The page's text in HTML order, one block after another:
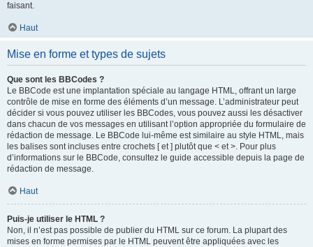
faisant.
Haut
Mise en forme et types de sujets
Que sont les BBCodes ?
Le BBCode est une implantation spéciale au langage HTML, offrant un large
contrôle de mise en forme des éléments d’un message. L’administrateur peut
décider si vous pouvez utiliser les BBCodes, vous pouvez aussi les désactiver
dans chacun de vos messages en utilisant l’option appropriée du formulaire de
rédaction de message. Le BBCode lui-même est similaire au style HTML, mais
les balises sont incluses entre crochets [ et ] plutôt que < et >. Pour plus
d’informations sur le BBCode, consultez le guide accessible depuis la page de
rédaction de message.
Haut
Puis-je utiliser le HTML ?
Non, il n’est pas possible de publier du HTML sur ce forum. La plupart des
mises en forme permises par le HTML peuvent être appliquées avec les